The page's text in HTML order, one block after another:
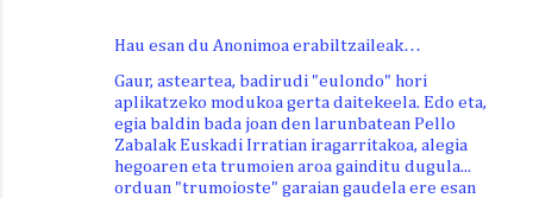
Hau esan du Anonimoa erabiltzaileak…
Gaur, asteartea, badirudi "eulondo" hori
aplikatzeko modukoa gerta daitekeela. Edo eta,
egia baldin bada joan den larunbatean Pello
Zabalak Euskadi Irratian iragarritakoa, alegia
hegoaren eta trumoien aroa gainditu dugula...
orduan "trumoioste" garaian gaudela ere esan